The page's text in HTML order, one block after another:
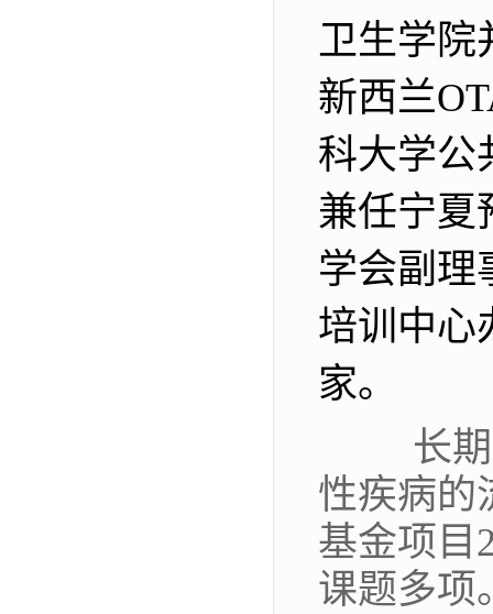
卫生学院
新西兰
科大学公
兼任宁夏
学会副理
培训中心
家。
长期
性疾病的
基金项目
课题多项